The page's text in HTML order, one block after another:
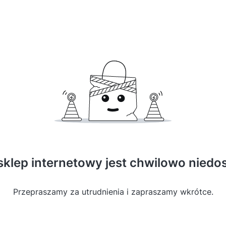
internetowy jest chwilowo
Przepraszamy za utrudnienia i zapraszamy wkrótce.